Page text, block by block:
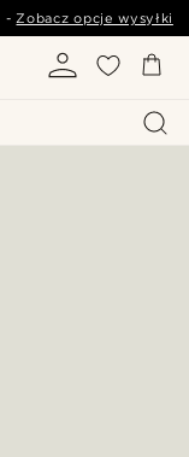
-Zobacz opcje wysyłki